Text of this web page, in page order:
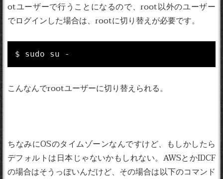
otユーザーで行うことになるので、root以外のユーザー
でログインした場合は、rootに切り替えが必要です。
$ sudo su -
こんなんでrootユーザーに切り替えられる。
ちなみにOSのタイムゾーンなんですけど、もしかしたら
デフォルトは日本じゃないかもしれない。AWSとかIDCF
の場合はそうっぽいんだけど、その場合は以下のコマンド